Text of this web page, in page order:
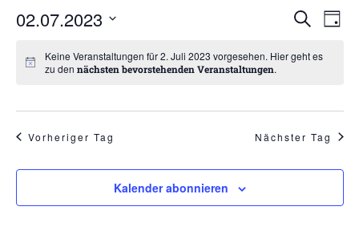
SucheTag
02.07.2023
wählen.Keine Veranstaltungen für 2. Juli 2023 vorgesehen. Hier geht es
zu den nächsten bevorstehenden Veranstaltungen.
Vorheriger Tag Nächster Tag
Kalender abonnieren